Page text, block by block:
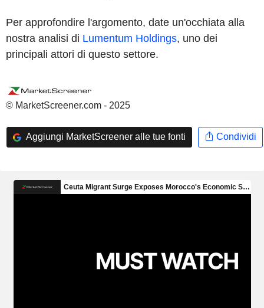
Per approfondire l'argomento, date un'occhiata alla
nostra analisi di Lumentum Holdings, uno dei
principali attori di questo settore.
© MarketScreener.com - 2025
Aggiungi MarketScreener alle tue fonti Condividi